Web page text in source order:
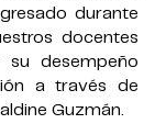
durante
docentes
su desempeño
a través de
Guzmán.